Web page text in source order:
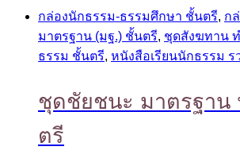
กล่องนักธรรม-ธรรมศึกษา ชั้นตรี, ก
มาตรฐาน (มฐ.) ชั้นตรี, ชุดสังฆทาน
ธรรม ชั้นตรี, หนังสือเรียนนักธรรม ร
ชุดชัยชนะ มาตรฐาน
ตรี